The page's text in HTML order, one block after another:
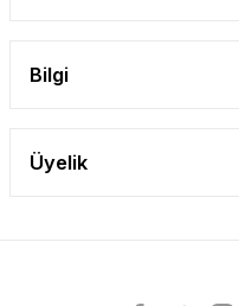
Bilgi
Üyelik